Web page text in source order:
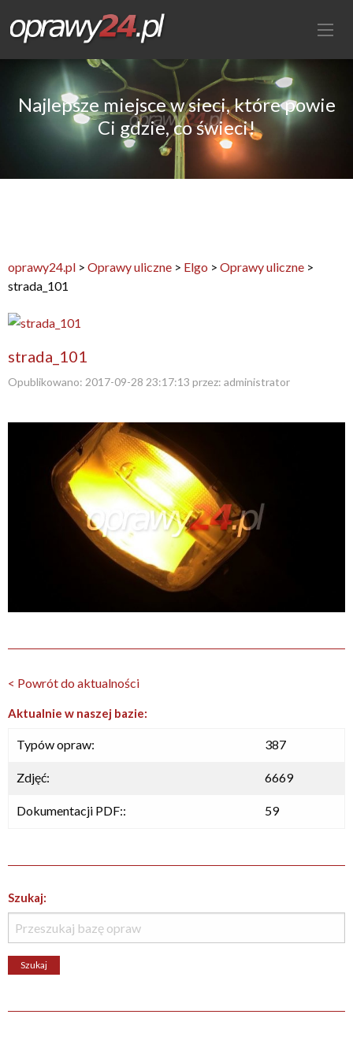
Najlepsze miejsce w sieci, które powie
Ci gdzie, co świeci!
oprawy24.pl > Oprawy uliczne > Elgo > Oprawy uliczne >
strada_101
strada_101
Opublikowano: 2017-09-28 23:17:13 przez: administrator
< Powrót do aktualności
Aktualnie w naszej bazie:
Typów opraw: 387
Zdjęć: 6669
Dokumentacji PDF:: 59
Szukaj: